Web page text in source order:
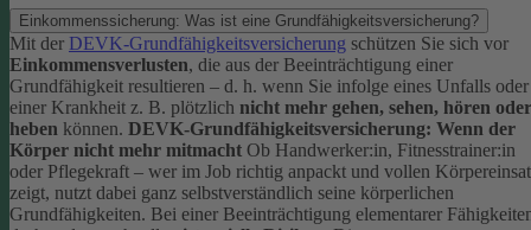
Einkommenssicherung: Was ist eine Grundfähigkeitsversicherung?
Mit der DEVK-Grundfähigkeitsversicherung schützen Sie sich vor
Einkommensverlusten, die aus der Beeinträchtigung einer
Grundfähigkeit resultieren – d. h. wenn Sie infolge eines Unfalls oder
einer Krankheit z. B. plötzlich nicht mehr gehen, sehen, hören oder
heben können. DEVK-Grundfähigkeitsversicherung: Wenn der
Körper nicht mehr mitmacht Ob Handwerker:in, Fitnesstrainer:in
oder Pflegekraft – wer im Job richtig anpackt und vollen
zeigt, nutzt dabei ganz selbstverständlich seine körperlichen
Grundfähigkeiten. Bei einer Beeinträchtigung elementarer